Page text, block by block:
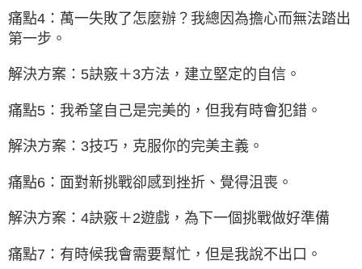
痛點4：萬一失敗了怎麼辦？我總因為擔心而無法踏出
第一步。
解決方案：5訣竅＋3方法，建立堅定的自信。
痛點5：我希望自己是完美的，但我有時會犯錯。
解決方案：3技巧，克服你的完美主義。
痛點6：面對新挑戰卻感到挫折、覺得沮喪。
解決方案：4訣竅＋2遊戲，為下一個挑戰做好準備
痛點7：有時候我會需要幫忙，但是我說不出口。